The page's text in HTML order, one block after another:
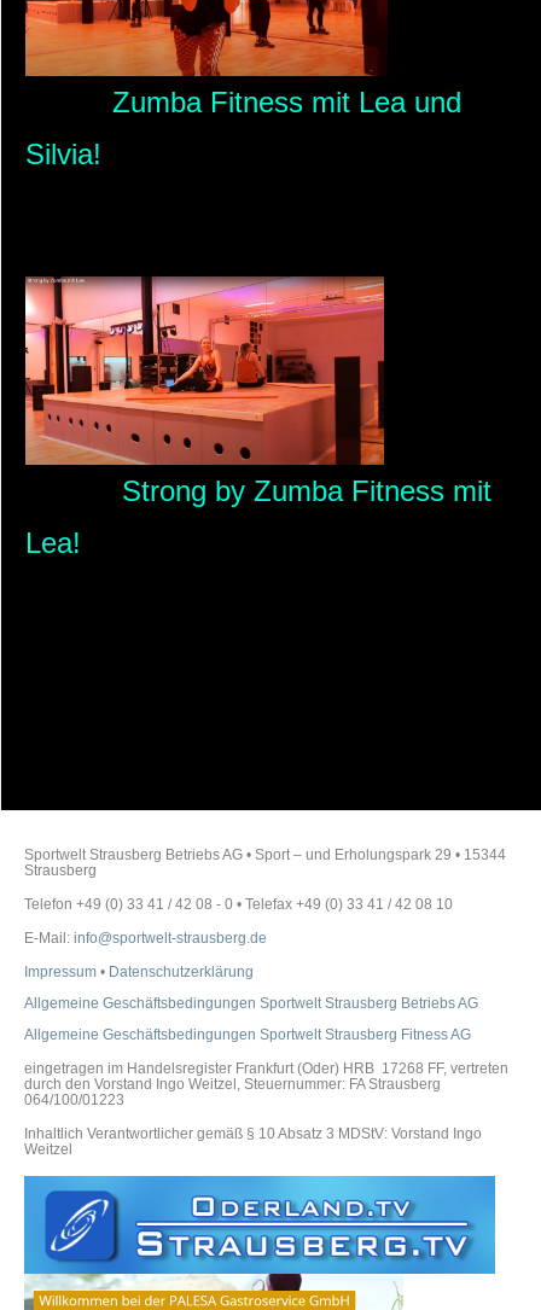
Zumba Fitness mit Lea und
Silvia!
Strong by Zumba Fitness mit
Lea!
Sportwelt Strausberg Betriebs AG • Sport – und Erholungspark 29 • 15344
Strausberg
Telefon +49 (0) 33 41 / 42 08 - 0 • Telefax +49 (0) 33 41 / 42 08 10
E-Mail: info@sportwelt-strausberg.de
Impressum • Datenschutzerklärung
Allgemeine Geschäftsbedingungen Sportwelt Strausberg Betriebs AG
Allgemeine Geschäftsbedingungen Sportwelt Strausberg Fitness AG
eingetragen im Handelsregister Frankfurt (Oder) HRB 17268 FF, vertreten
durch den Vorstand Ingo Weitzel, Steuernummer: FA Strausberg
064/100/01223
Inhaltlich Verantwortlicher gemäß § 10 Absatz 3 MDStV: Vorstand Ingo
Weitzel